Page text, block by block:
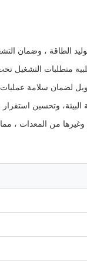
الطاقة ، وضمان
متطلبات التشغيل
لضمان سلامة عمليات
وتحسين استقرار
من المعدات ،